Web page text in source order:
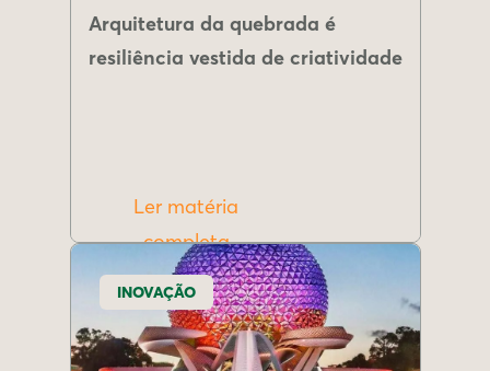
Arquitetura da quebrada é
resiliência vestida de criatividade
Ler matéria
completa
INOVAÇÃO